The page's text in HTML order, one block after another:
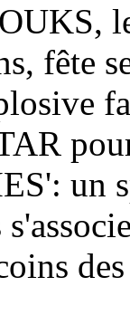
fête
un